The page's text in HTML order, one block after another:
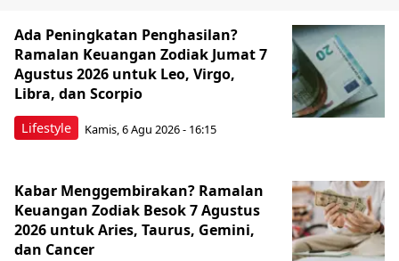
Lifestyle
Ada Peningkatan Penghasilan?
Ramalan Keuangan Zodiak Jumat 7
Agustus 2026 untuk Leo, Virgo,
Libra, dan Scorpio
Kamis, 6 Agu 2026 - 16:15
Kabar Menggembirakan? Ramalan
Keuangan Zodiak Besok 7 Agustus
2026 untuk Aries, Taurus, Gemini,
dan Cancer